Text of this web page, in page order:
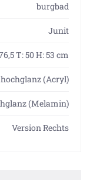
burgbad
Junit
T: 50 H: 53 cm
(Acryl)
(Melamin)
Version Rechts